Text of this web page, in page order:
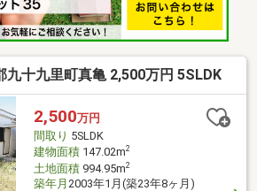
九十九里町真亀 2,500万円 5SLDK
2,500万円
間取り 5SLDK
建物面積147.02m2
土地面積994.95m2
築年月 2003年1月(築23年8ヶ月)